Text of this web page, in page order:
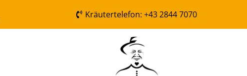
Kräutertelefon: +43 2844 7070